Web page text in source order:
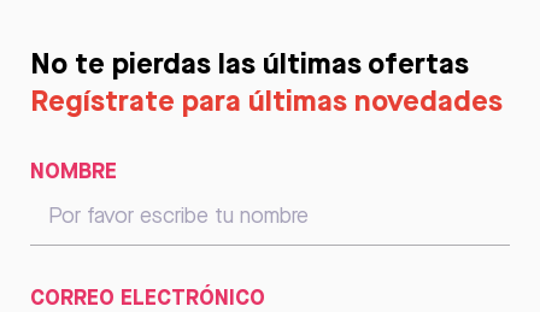
No te pierdas las últimas ofertas
Regístrate para últimas novedades
NOMBRE
CORREO ELECTRÓNICO